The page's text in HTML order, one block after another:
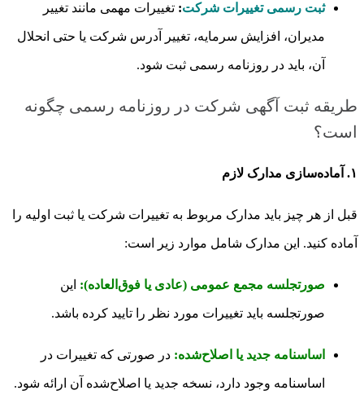
ثبت رسمی تغییرات شرکت: تغییرات مهمی مانند تغییر
مدیران، افزایش سرمایه، تغییر آدرس شرکت یا حتی انحلال
آن، باید در روزنامه رسمی ثبت شود.
طریقه ثبت آگهی شرکت در روزنامه رسمی چگونه
است؟
۱. آماده‌سازی مدارک لازم
قبل از هر چیز باید مدارک مربوط به تغییرات شرکت یا ثبت اولیه را
آماده کنید. این مدارک شامل موارد زیر است:
صورتجلسه مجمع عمومی (عادی یا فوق‌العاده): این
صورتجلسه باید تغییرات مورد نظر را تایید کرده باشد.
اساسنامه جدید یا اصلاح‌شده: در صورتی که تغییرات در
اساسنامه وجود دارد، نسخه جدید یا اصلاح‌شده آن ارائه شود.